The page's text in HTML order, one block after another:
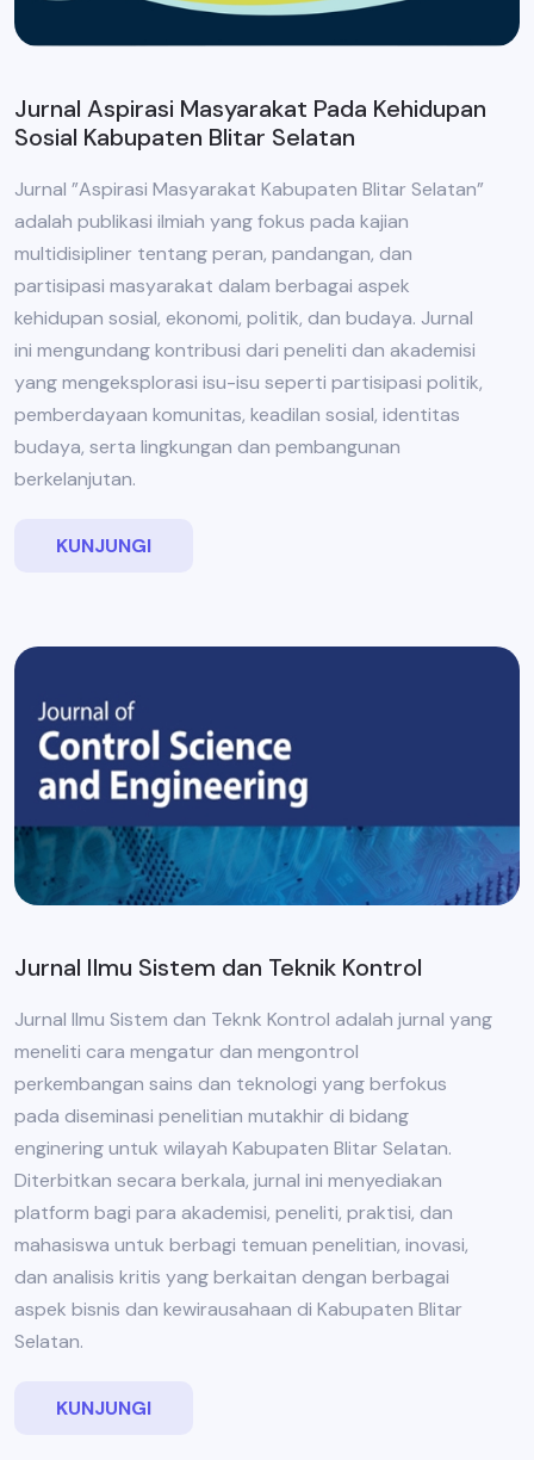
Jurnal Aspirasi Masyarakat Pada Kehidupan
Sosial Kabupaten Blitar Selatan
Jurnal ”Aspirasi Masyarakat Kabupaten Blitar Selatan”
adalah publikasi ilmiah yang fokus pada kajian
multidisipliner tentang peran, pandangan, dan
partisipasi masyarakat dalam berbagai aspek
kehidupan sosial, ekonomi, politik, dan budaya. Jurnal
ini mengundang kontribusi dari peneliti dan akademisi
yang mengeksplorasi isu-isu seperti partisipasi politik,
pemberdayaan komunitas, keadilan sosial, identitas
budaya, serta lingkungan dan pembangunan
berkelanjutan.
KUNJUNGI
Jurnal Ilmu Sistem dan Teknik Kontrol
Jurnal Ilmu Sistem dan Teknk Kontrol adalah jurnal yang
meneliti cara mengatur dan mengontrol
perkembangan sains dan teknologi yang berfokus
pada diseminasi penelitian mutakhir di bidang
enginering untuk wilayah Kabupaten Blitar Selatan.
Diterbitkan secara berkala, jurnal ini menyediakan
platform bagi para akademisi, peneliti, praktisi, dan
mahasiswa untuk berbagi temuan penelitian, inovasi,
dan analisis kritis yang berkaitan dengan berbagai
aspek bisnis dan kewirausahaan di Kabupaten Blitar
Selatan.
KUNJUNGI